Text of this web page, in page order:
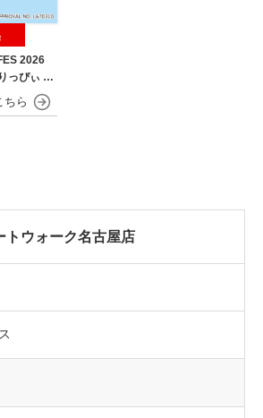
2026
っぴぃ ぬ
トウォーク名古屋店